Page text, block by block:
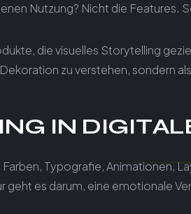
Nutzung? Nicht die Features.
die visuelles Storytelling
zu verstehen, sondern
IN
Typografie, Animationen,
es darum, eine emotionale